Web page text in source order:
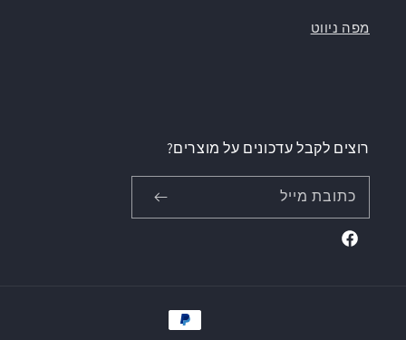
מפה ניווט
רוצים לקבל עדכונים על מוצרים?
כתובת מייל
Facebook